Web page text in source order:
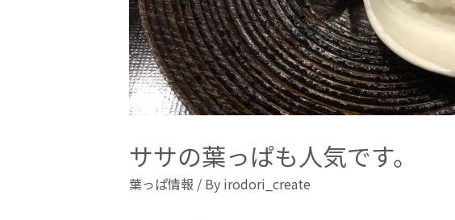
ササの葉っぱも人気です。
葉っぱ情報 / By irodori_create